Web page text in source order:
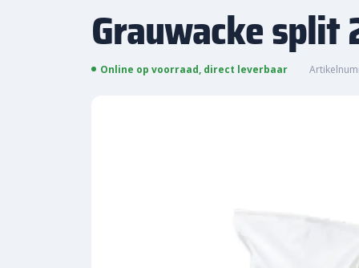
Grauwacke split
Online op voorraad, direct leverbaar